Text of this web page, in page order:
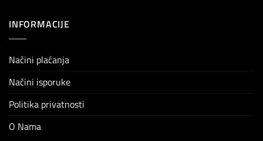
INFORMACIJE
Načini plaćanja
Načini isporuke
Politika privatnosti
O Nama